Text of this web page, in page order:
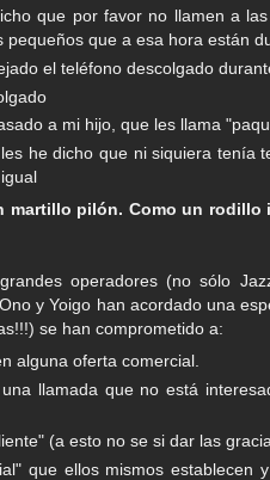
que por favor no llamen a
pequeños que a esa hora están
el teléfono descolgado
a mi hijo, que les llama
he dicho que ni siquiera tenía
martillo pilón. Como un rodillo
operadores (no sólo
y Yoigo han acordado una
se han comprometido a:
alguna oferta comercial.
llamada que no está
(a esto no se si dar las
que ellos mismos